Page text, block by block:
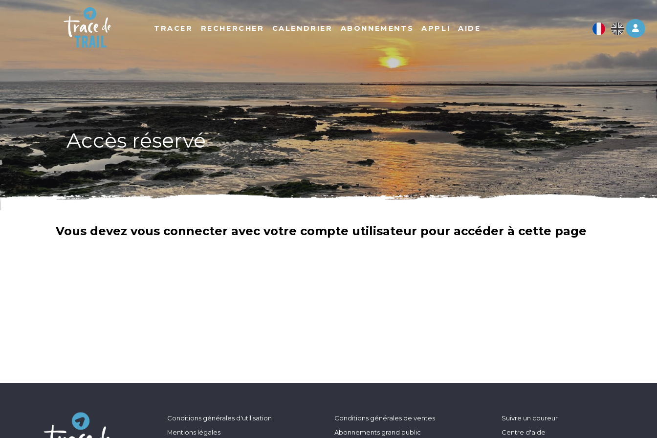
Log
TRACER RECHERCHER CALENDRIER ABONNEMENTS APPLI AIDE
Accès réservé
Vous devez vous connecter avec votre compte utilisateur pour accéder à cette page
Conditions générales d'utilisation
Mentions légales
Conditions générales de ventes
Abonnements grand public
Suivre un coureur
Centre d'aide